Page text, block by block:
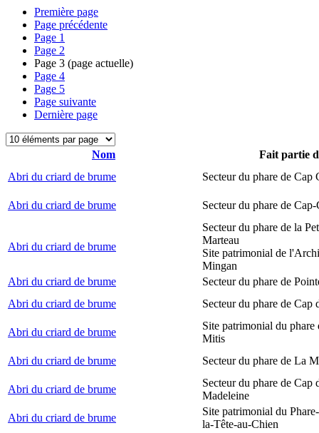
Première page
Page précédente
Page 1
Page 2
Page 3 (page actuelle)
Page 4
Page 5
Page suivante
Dernière page
Nom
Fait partie
Abri du criard de brume
Secteur du phare de Cap
Abri du criard de brume Secteur du phare de Cap-
Abri du criard de brume
Secteur du phare de la
Marteau
Site patrimonial de
Mingan
Abri du criard de brume
Secteur du phare de
Abri du criard de brume
Secteur du phare de Cap
Abri du criard de brume
Site patrimonial du phare
Mitis
Abri du criard de brume
Secteur du phare de La
Abri du criard de brume
Secteur du phare de Cap
Madeleine
Abri du criard de brume
Site patrimonial du
la-Tête-au-Chien